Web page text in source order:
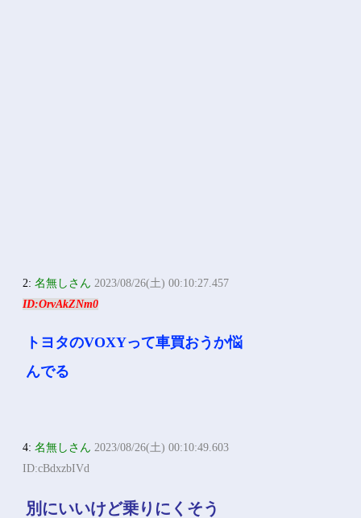
2:名無しさん 2023/08/26(土) 00:10:27.457
ID:OrvAkZNm0
トヨタのVOXYって車買おうか悩
んでる
4:名無しさん 2023/08/26(土) 00:10:49.603
ID:cBdxzbIVd
別にいいけど乗りにくそう